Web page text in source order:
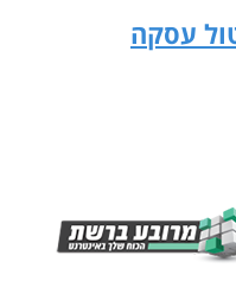
עסקה